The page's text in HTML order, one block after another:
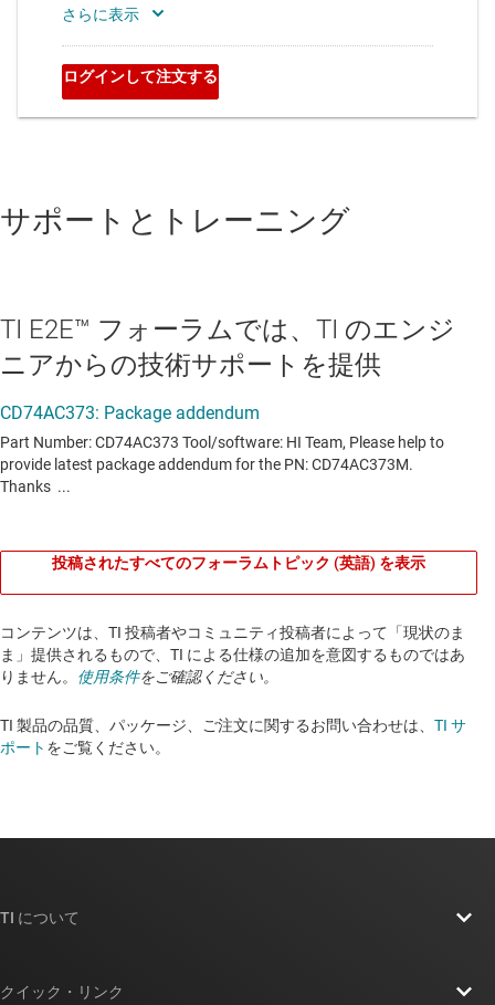
サポートとトレーニング
TI E2E™ フォーラムでは、TI のエンジ
ニアからの技術サポートを提供
投稿されたすべてのフォーラムトピック (英語) を表示
コンテンツは、TI 投稿者やコミュニティ投稿者によって「現状のま
ま」提供されるもので、TI による仕様の追加を意図するものではあ
りません。 使用条件をご確認ください。
TI 製品の品質、パッケージ、ご注文に関するお問い合わせは、 TI サ
ポート をご覧ください。​​​​​​​​​​​​​​
TI について
クイック・リンク